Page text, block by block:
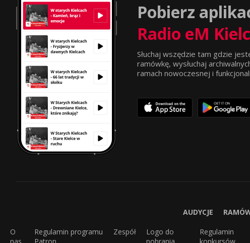
Pobierz
Radio eM
Słuchaj wszędzie tam gdzie
ramówkę, wysłuchaj
ramach nowoczesnej i
AUDYCJE
O
nas
Regulamin programu
Patron
Zespół
Logo do
pobrania
Regulamin
konkursów